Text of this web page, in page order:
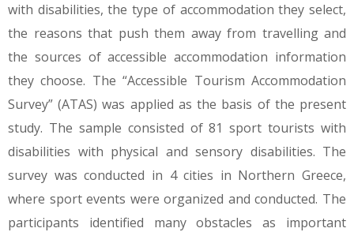
with disabilities, the type of accommodation they select,
the reasons that push them away from travelling and
the sources of accessible accommodation information
they choose. The “Accessible Tourism Accommodation
Survey” (ATAS) was applied as the basis of the present
study. The sample consisted of 81 sport tourists with
disabilities with physical and sensory disabilities. The
survey was conducted in 4 cities in Northern Greece,
where sport events were organized and conducted. The
participants identified many obstacles as important